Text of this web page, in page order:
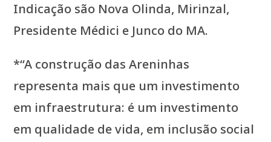
Indicação são Nova Olinda, Mirinzal,
Presidente Médici e Junco do MA.
*“A construção das Areninhas
representa mais que um investimento
em infraestrutura: é um investimento
em qualidade de vida, em inclusão social